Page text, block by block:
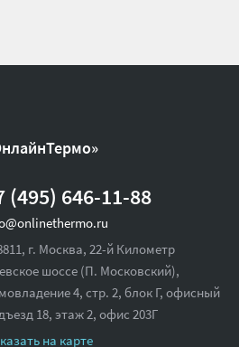
(495) 646-11-88
г. Москва, 22-й Километр
шоссе (П. Московский),
4, стр. 2, блок Г, офисный
18,этаж 2, офис 203Г
на карте